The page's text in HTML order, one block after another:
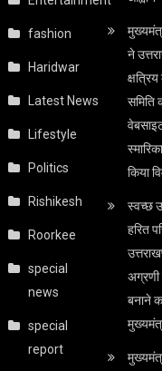
fashion
Haridwar
Latest News
Lifestyle
Politics
Rishikesh
Roorkee
special
news
special
report
ने
समिति
किया
स्वच्छ
हरित
अग्रणी
बनाने